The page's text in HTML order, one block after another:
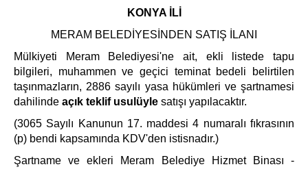
KONYA İLİ
MERAM BELEDİYESİNDEN SATIŞ İLANI
Mülkiyeti Meram Belediyesi'ne ait, ekli listede tapu
bilgileri, muhammen ve geçici teminat bedeli belirtilen
taşınmazların, 2886 sayılı yasa hükümleri ve şartnamesi
dahilinde açık teklif usulüyle satışı yapılacaktır.
(3065 Sayılı Kanunun 17. maddesi 4 numaralı fıkrasının
(p) bendi kapsamında KDV'den istisnadır.)
Şartname ve ekleri Meram Belediye Hizmet Binası -